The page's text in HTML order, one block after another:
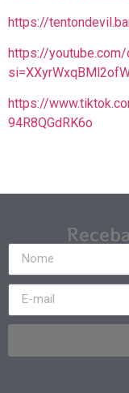
https://
https://youtube.com/
https://
94R8QGdRK6o